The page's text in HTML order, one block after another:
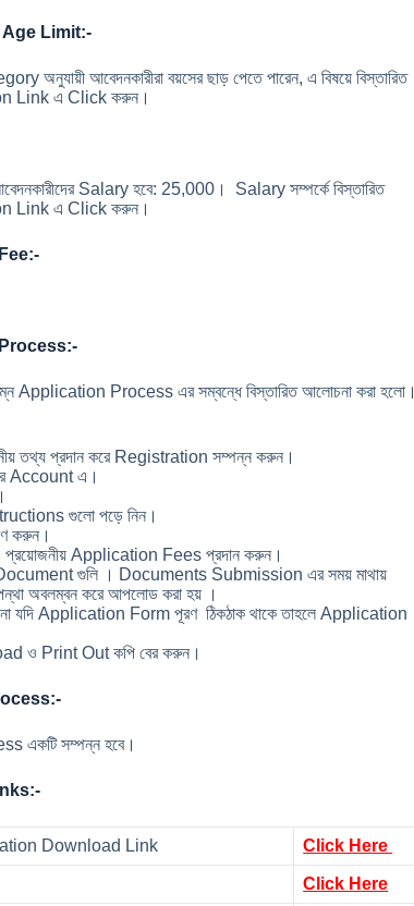
Age Limit:-
অনুযায়ী আবেদনকারীরা বয়সের ছাড় পেতে পারেন, এ বিষয়ে বিস্তারিত
Link এ Click করুন।
Salary হবে: 25,000। Salary সম্পর্কে বিস্তারিত
Link এ Click করুন।
Application Process এর সম্বন্ধে বিস্তারিত আলোচনা করা হলো।
তথ্য প্রদান করে Registration সম্পন্ন করুন।
Account এ।
গুলো পড়ে নিন।
করুন।
Application Fees প্রদান করুন।
গুলি । Documents Submission এর সময় মাথায়
পন্থা অবলম্বন করে আপলোড করা হয় ।
যদি Application Form পূরণ ঠিকঠাক থাকে তাহলে Application
ও Print Out কপি বের করুন।
একটি সম্পন্ন হবে।
Download Link Click Here
Click Here